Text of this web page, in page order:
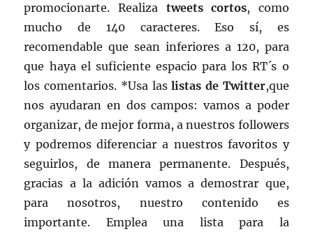
promocionarte. Realiza tweets cortos, como
mucho de 140 caracteres. Eso sí, es
recomendable que sean inferiores a 120, para
que haya el suficiente espacio para los RT´s o
los comentarios. *Usa laslistas de Twitter,que
nos ayudaran en dos campos: vamos a poder
organizar, de mejor forma, a nuestros followers
y podremos diferenciar a nuestros favoritos y
seguirlos, de manera permanente. Después,
gracias a la adición vamos a demostrar que,
para nosotros, nuestro contenido es
importante. Emplea una lista para la